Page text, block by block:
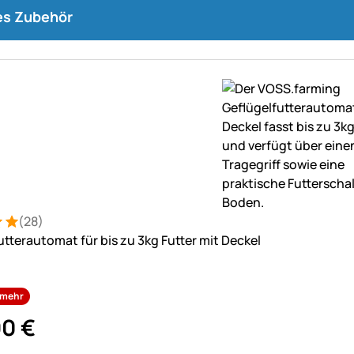
Zubehör
5 von 5 (28 Bewertungen)
(28)
für bis zu 3kg Futter mit Deckel
€